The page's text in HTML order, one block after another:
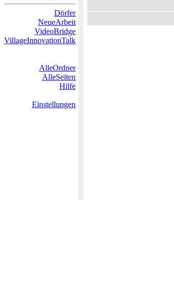
Dörfer
NeueArbeit
VideoBridge
VillageInnovationTalk
AlleOrdner
AlleSeiten
Hilfe
Einstellungen